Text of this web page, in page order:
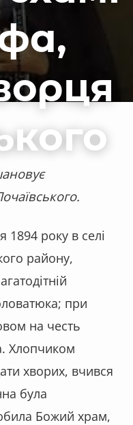
1894 року в селі
району,
при
на честь
Хлопчиком
хворих, вчився
була
Божий храм,